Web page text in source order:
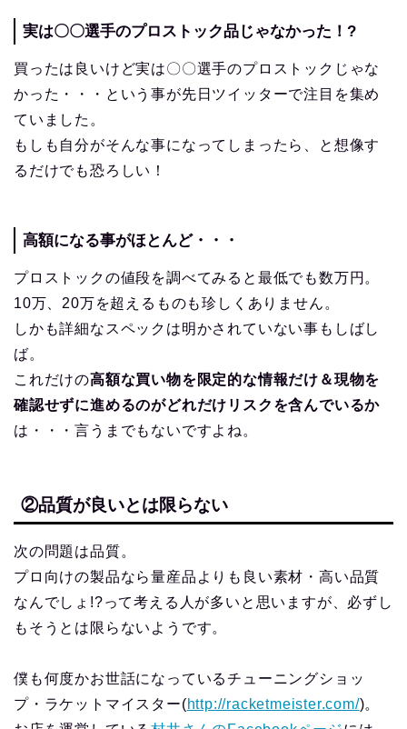
実は〇〇選手のプロストック品じゃなかった！?
買ったは良いけど実は〇〇選手のプロストックじゃな
かった・・・という事が先日ツイッターで注目を集め
ていました。
もしも自分がそんな事になってしまったら、と想像す
るだけでも恐ろしい！
高額になる事がほとんど・・・
プロストックの値段を調べてみると最低でも数万円。
10万、20万を超えるものも珍しくありません。
しかも詳細なスペックは明かされていない事もしばし
ば。
これだけの高額な買い物を限定的な情報だけ＆現物を
確認せずに進めるのがどれだけリスクを含んでいるか
は・・・言うまでもないですよね。
②品質が良いとは限らない
次の問題は品質。
プロ向けの製品なら量産品よりも良い素材・高い品質
なんでしょ!?って考える人が多いと思いますが、必ずし
もそうとは限らないようです。
僕も何度かお世話になっているチューニングショッ
プ・ラケットマイスター(http://racketmeister.com/)。